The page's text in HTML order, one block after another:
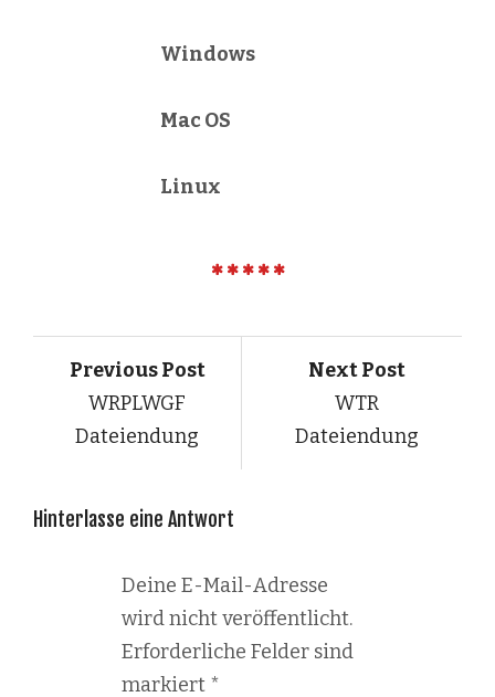
Windows
Mac OS
Linux
Previous Post
WRPLWGF
Dateiendung
Next Post
WTR
Dateiendung
Hinterlasse eine Antwort
Deine E-Mail-Adresse
wird nicht veröffentlicht.
Erforderliche Felder sind
markiert *